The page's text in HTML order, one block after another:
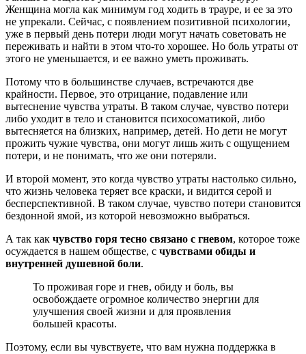
Женщина могла как минимум год ходить в трауре, и ее за это
не упрекали. Сейчас, с появлением позитивной психологии,
уже в первый день потери люди могут начать советовать не
переживать и найти в этом что-то хорошее. Но боль утраты от
этого не уменьшается, и ее важно уметь проживать.
Потому что в большинстве случаев, встречаются две
крайности. Первое, это отрицание, подавление или
вытеснение чувства утраты. В таком случае, чувство потери
либо уходит в тело и становится психосоматикой, либо
вытесняется на близких, например, детей. Но дети не могут
прожить чужие чувства, они могут лишь жить с ощущением
потери, и не понимать, что же они потеряли.
И второй момент, это когда чувство утраты настолько сильно,
что жизнь человека теряет все краски, и видится серой и
бесперспективной. В таком случае, чувство потери становится
бездонной ямой, из которой невозможно выбраться.
А так как чувство горя тесно связано с гневом, которое тоже
осуждается в нашем обществе, с чувствами обиды и
внутренней душевной боли.
То проживая горе и гнев, обиду и боль, вы
освобождаете огромное количество энергии для
улучшения своей жизни и для проявления
большей красоты.
Поэтому, если вы чувствуете, что вам нужна поддержка в